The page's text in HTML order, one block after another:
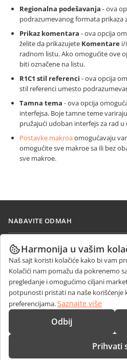
Regionalna podešavanja - ova
podrazumevanog formata prikaza
Prikaz komentara - ova opcija
želite da prikazujete Komentare i/
radnom listu. Ako omogućite ove
biti označene na listu.
R1C1 stil referenci - ova opcija
stil referenci umesto
Tamna tema - ova opcija
interfejsa. Boje tamne teme
pružajući udoban interfejs za rad
Postavke makroaomogućavaju
omogućite sve makroe sa ili bez
sve makroe.
NABAVITE ODMAH
Docs
DocSpace
Workspace
Konektori
Desktop aplikacije
Mobilne aplikacije
SARAĐUJTE
Za doprinosioce
Za prevodioce
Za influensere
Slobodna radna mesta
PRIMAJTE VESTI
Blog
DOBIJTE POMOĆ
Forum
KONTAKTIRAJTE NAS
Pitanja o prodaji
sales@onlyoffice.com
Harmonija u vašim
Naš sajt koristi kolačiće kako bi vam
Kolačići nam pomažu da pokrenemo
pregledanje i omogućimo ciljani
potpunosti pristati na naše korišćenje
preferencijama.Saznajte više
Odbij
Prihvati